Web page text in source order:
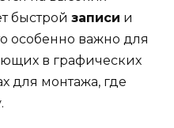
быстрой записи и
особенно важно для
в графических
для монтажа, где